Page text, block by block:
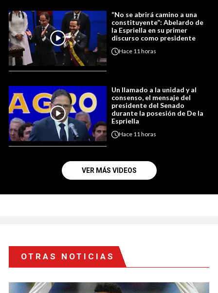
“No se abrirá camino a una
constituyente”: Abelardo de
la Espriella en su primer
discurso como presidente
Hace 11 horas
Un llamado a la unidad y al
consenso, el mensaje del
presidente del Senado
durante la posesión de De la
Espriella
Hace 11 horas
VER MÁS VIDEOS
OTRAS NOTICIAS